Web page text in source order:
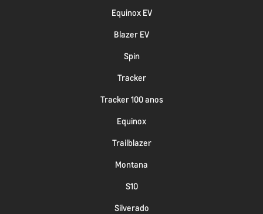
Equinox EV
Blazer EV
Spin
Tracker
Tracker 100 anos
Equinox
Trailblazer
Montana
S10
Silverado